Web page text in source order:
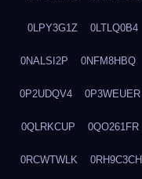
0LPY3G1Z 0LTLQ0B4
0NALSI2P 0NFM8HBQ
0P2UDQV4 0P3WEUER
0QLRKCUP 0QO261FR
0RCWTWLK 0RH9C3CH